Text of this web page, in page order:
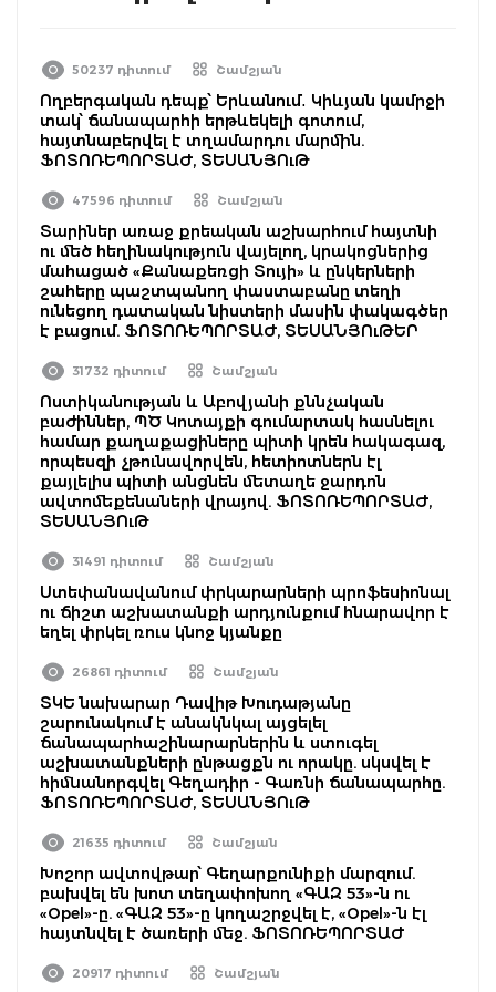
50237 դիտում Շամշյան
Ողբերգական դեպք՝ Երևանում․ Կիևյան կամրջի
տակ՝ ճանապարհի երթևեկելի գոտում,
հայտնաբերվել է տղամարդու մարմին.
ՖՈՏՈՌԵՊՈՐՏԱԺ, ՏԵՍԱՆՅՈւԹ
47596 դիտում Շամշյան
Տարիներ առաջ քրեական աշխարհում հայտնի
ու մեծ հեղինակություն վայելող, կրակոցներից
մահացած «Քանաքեռցի Տույի» և ընկերների
շահերը պաշտպանող փաստաբանը տեղի
ունեցող դատական նիստերի մասին փակագծեր
է բացում. ՖՈՏՈՌԵՊՈՐՏԱԺ, ՏԵՍԱՆՅՈւԹԵՐ
31732 դիտում Շամշյան
Ոստիկանության և Աբովյանի քննչական
բաժիններ, ՊԾ Կոտայքի գումարտակ հասնելու
համար քաղաքացիները պիտի կրեն հակագազ,
որպեսզի չթունավորվեն, հետիոտներն էլ
քայլելիս պիտի անցնեն մետաղե ջարդոն
ավտոմեքենաների վրայով. ՖՈՏՈՌԵՊՈՐՏԱԺ,
ՏԵՍԱՆՅՈւԹ
31491 դիտում Շամշյան
Ստեփանավանում փրկարարների պրոֆեսիոնալ
ու ճիշտ աշխատանքի արդյունքում հնարավոր է
եղել փրկել ռուս կնոջ կյանքը
26861 դիտում Շամշյան
ՏԿԵ նախարար Դավիթ Խուդաթյանը
շարունակում է անակնկալ այցելել
ճանապարհաշինարարներին և ստուգել
աշխատանքների ընթացքն ու որակը. սկսվել է
հիմնանորգվել Գեղադիր - Գառնի ճանապարհը.
ՖՈՏՈՌԵՊՈՐՏԱԺ, ՏԵՍԱՆՅՈւԹ
21635 դիտում Շամշյան
Խոշոր ավտովթար՝ Գեղարքունիքի մարզում.
բախվել են խոտ տեղափոխող «ԳԱԶ 53»-ն ու
«Opel»-ը. «ԳԱԶ 53»-ը կողաշրջվել է, «Opel»-ն էլ
հայտնվել է ծառերի մեջ. ՖՈՏՈՌԵՊՈՐՏԱԺ
20917 դիտում Շամշյան